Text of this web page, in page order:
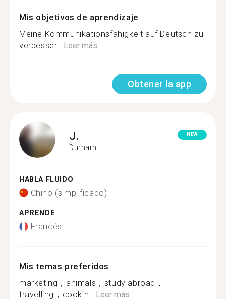
Mis objetivos de aprendizaje
Meine Kommunikationsfähigkeit auf Deutsch zu
verbesser...Leer más
Obtener la app
J.
Durham
NEW
HABLA FLUIDO
Chino (simplificado)
APRENDE
Francés
Mis temas preferidos
marketing，animals，study abroad，
travelling，cookin...Leer más